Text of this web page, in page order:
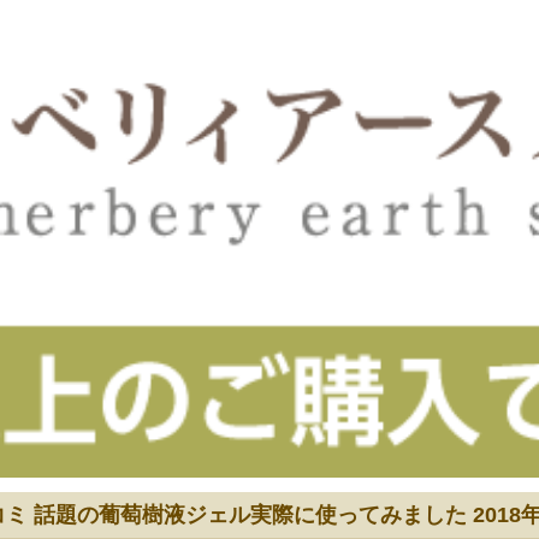
ミ 話題の葡萄樹液ジェル実際に使ってみました 2018